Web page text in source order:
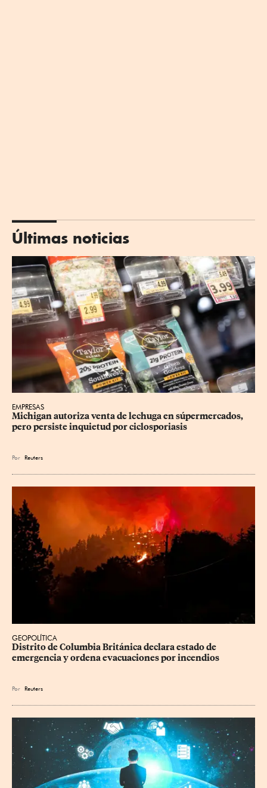
Últimas noticias
EMPRESAS
Michigan autoriza venta de lechuga en súpermercados,
pero persiste inquietud por ciclosporiasis
Por Reuters
GEOPOLÍTICA
Distrito de Columbia Británica declara estado de
emergencia y ordena evacuaciones por incendios
Por Reuters